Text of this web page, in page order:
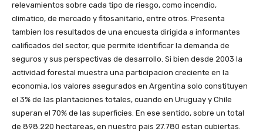
relevamientos sobre cada tipo de riesgo, como incendio,
climatico, de mercado y fitosanitario, entre otros. Presenta
tambien los resultados de una encuesta dirigida a informantes
calificados del sector, que permite identificar la demanda de
seguros y sus perspectivas de desarrollo. Si bien desde 2003 la
actividad forestal muestra una participacion creciente en la
economia, los valores asegurados en Argentina solo constituyen
el 3% de las plantaciones totales, cuando en Uruguay y Chile
superan el 70% de las superficies. En ese sentido, sobre un total
de 898.220 hectareas, en nuestro pais 27.780 estan cubiertas.